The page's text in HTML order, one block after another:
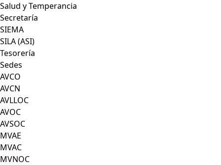
Salud y Temperancia
Secretaría
SIEMA
SILA (ASI)
Tesorería
Sedes
AVCO
AVCN
AVLLOC
AVOC
AVSOC
MVAE
MVAC
MVNOC